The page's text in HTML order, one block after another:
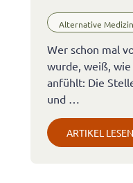
Alternative Medizin
Wer schon mal
wurde, weiß,
anfühlt: Die
und …
ARTIKEL LESEN